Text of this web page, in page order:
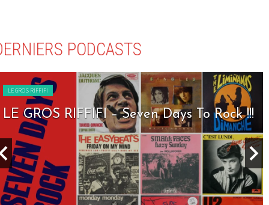
PODCASTS
LE GROS RIFFIFI
LE GROS RIFFIFI – Seven Days To Rock !!!